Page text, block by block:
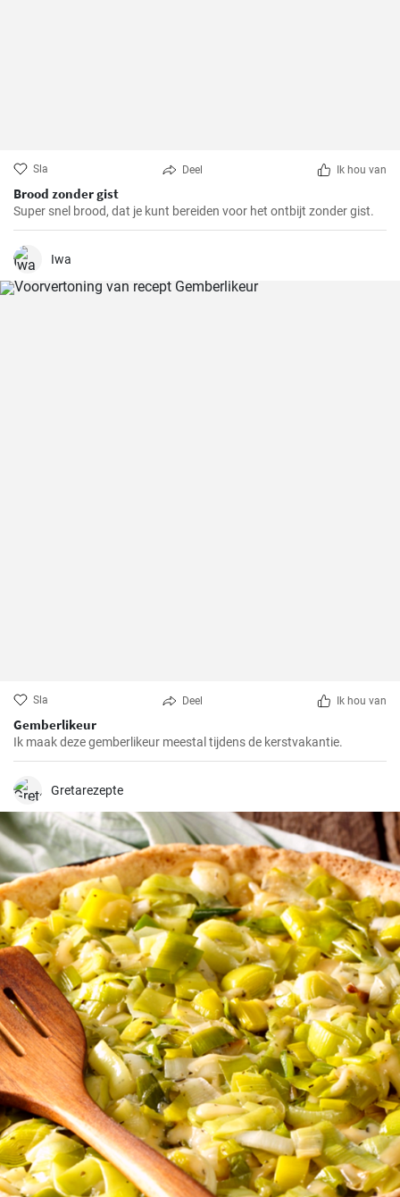
Sla Deel Ik hou van
Brood zonder gist
Super snel brood, dat je kunt bereiden voor het ontbijt zonder gist.
Iwa
Sla Deel Ik hou van
Gemberlikeur
Ik maak deze gemberlikeur meestal tijdens de kerstvakantie.
Gretarezepte